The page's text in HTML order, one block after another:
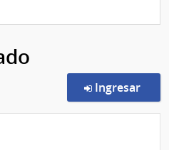
Ingresar